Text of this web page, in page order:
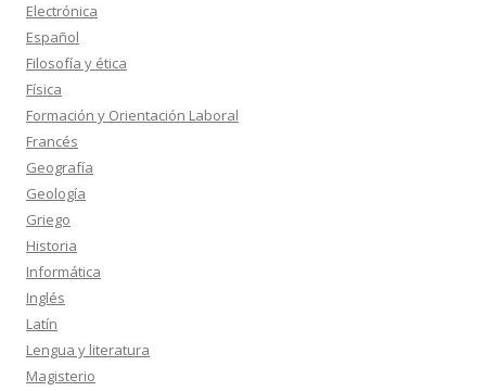
Electrónica
Español
Filosofía y ética
Física
Formación y Orientación Laboral
Francés
Geografía
Geología
Griego
Historia
Informática
Inglés
Latín
Lengua y literatura
Magisterio